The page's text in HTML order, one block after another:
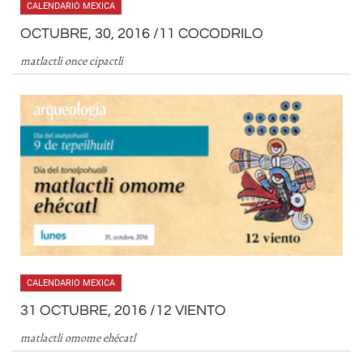
CALENDARIO MEXICA
OCTUBRE, 30, 2016 /11 COCODRILO
matlactli once cipactli
CALENDARIO MEXICA
31 OCTUBRE, 2016 /12 VIENTO
matlactli omome ehécatl